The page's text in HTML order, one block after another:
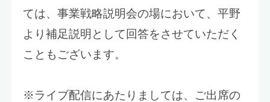
ては、事業戦略説明会の場において、平野
より補足説明として回答をさせていただく
こともございます。
※ライブ配信にあたりましては、ご出席の